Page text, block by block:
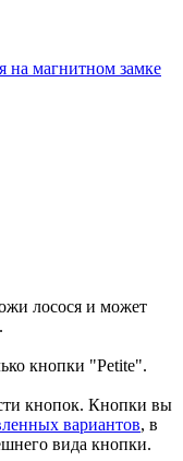
лосося и может
кнопки "Petite".
кнопок. Кнопки вы
вариантов, в
вида кнопки.